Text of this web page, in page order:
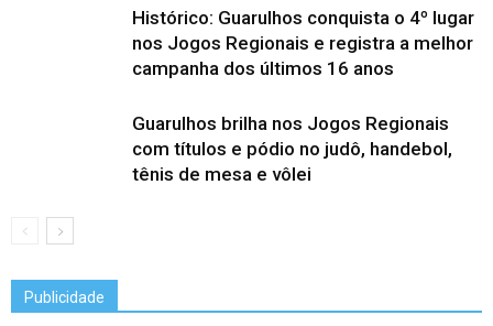
Histórico: Guarulhos conquista o 4º lugar
nos Jogos Regionais e registra a melhor
campanha dos últimos 16 anos
Guarulhos brilha nos Jogos Regionais
com títulos e pódio no judô, handebol,
tênis de mesa e vôlei
Publicidade